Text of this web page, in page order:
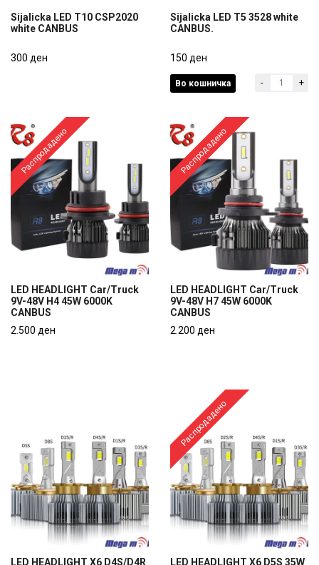
white CANBUS
Sijalicka LED T10 CSP2020
white CANBUS
300 ден
CANBUS.
150 ден
Sijalicka LED T5 3528 white
CANBUS.
150 ден
Во кошничка - +
Распродадено
LED HEADLIGHT Car/Truck
9V-48V H4 45W 6000K
LED HEADLIGHT Car/Truck
9V-48V H4 45W 6000K
CANBUS
2.500 ден
Распродадено
LED HEADLIGHT Car/Truck
9V-48V H7 45W 6000K
LED HEADLIGHT Car/Truck
9V-48V H7 45W 6000K
CANBUS
2.200 ден
LED HEADLIGHT X6 D4S/D4R
Распродадено
LED HEADLIGHT X6 D5S 35W